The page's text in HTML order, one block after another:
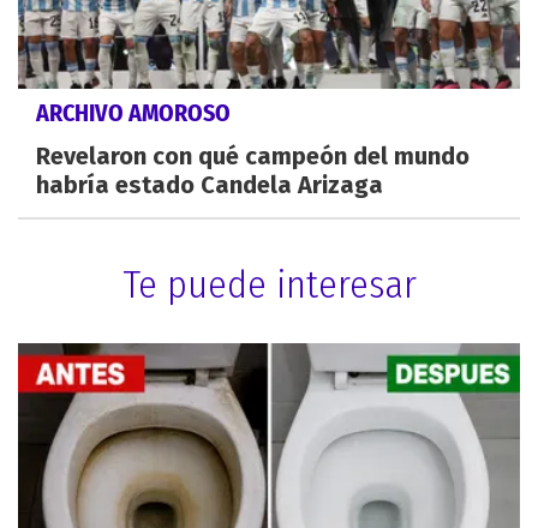
ARCHIVO AMOROSO
Revelaron con qué campeón del mundo
habría estado Candela Arizaga
Te puede interesar